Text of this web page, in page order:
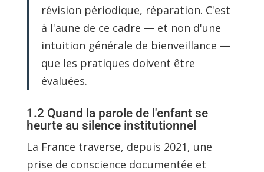
révision périodique, réparation. C'est
à l'aune de ce cadre — et non d'une
intuition générale de bienveillance —
que les pratiques doivent être
évaluées.
1.2 Quand la parole de l'enfant se
heurte au silence institutionnel
La France traverse, depuis 2021, une
prise de conscience documentée et